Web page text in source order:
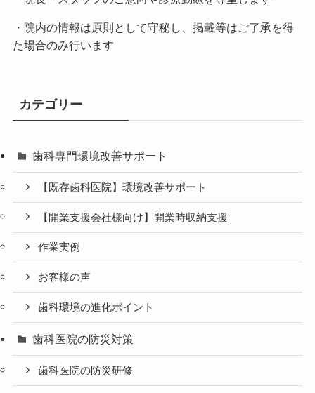
・院内の情報は原則として守秘し、掲載等はご了承を得
た場合のみ行います
カテゴリー
歯科専門環境改善サポート
【既存歯科医院】環境改善サポート
【開業支援会社様向け】開業時収納支援
作業実例
お客様の声
歯科環境の進化ポイント
歯科医院の防災対策
歯科医院の防災研修